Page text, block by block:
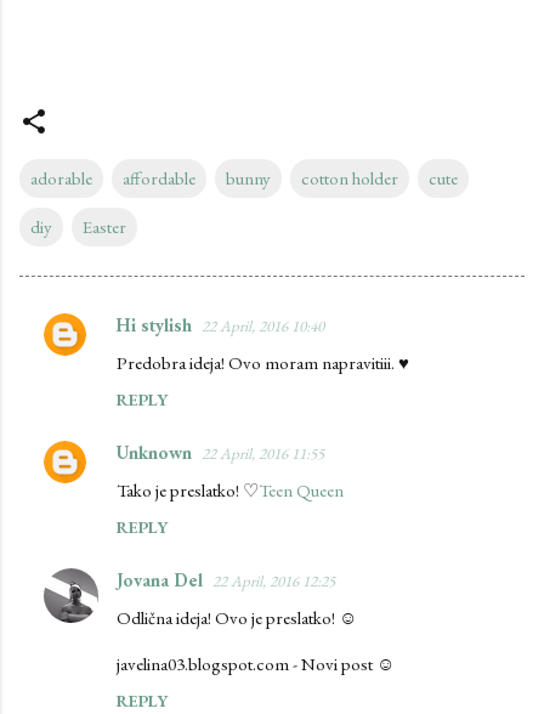
adorable affordable bunny cotton holder cute
diy Easter
C
m
e
s
Hi stylish 22 April, 2016 10:40
Predobra ideja! Ovo moram napravitiii. ♥
REPLY
Unknown 22 April, 2016 11:55
Tako je preslatko! ♡Teen Queen
REPLY
Jovana Del 22 April, 2016 12:25
Odlična ideja! Ovo je preslatko! ☺
javelina03.blogspot.com - Novi post ☺
REPLY